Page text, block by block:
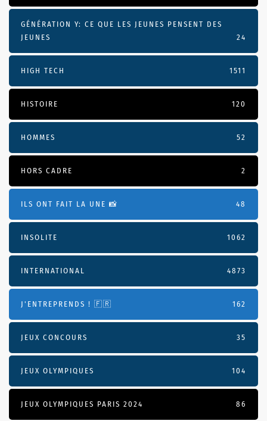
GÉNÉRATION Y: CE QUE LES JEUNES PENSENT DES
JEUNES
24
HIGH TECH 1511
HISTOIRE 120
HOMMES 52
HORS CADRE 2
ILS ONT FAIT LA UNE 📸 48
INSOLITE 1062
INTERNATIONAL 4873
J'ENTREPRENDS ! 🇫🇷 162
JEUX CONCOURS 35
JEUX OLYMPIQUES 104
JEUX OLYMPIQUES PARIS 2024 86